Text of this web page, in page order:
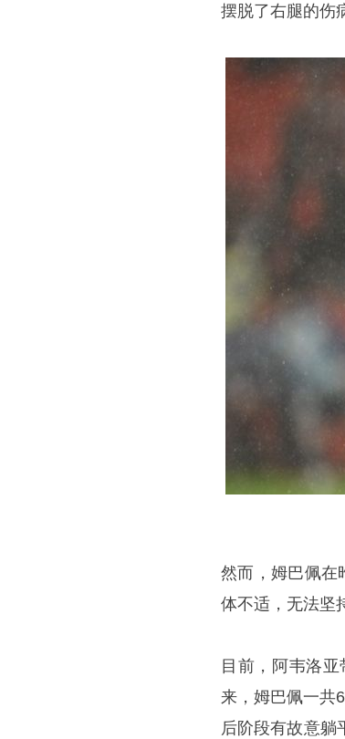
摆脱了右腿的伤
然而，姆巴佩在
体不适，无法坚
目前， 阿韦洛亚
来，姆巴佩一共
后阶段有故意躺